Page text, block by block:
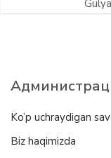
Ko’p uchraydigan
Biz haqimizda